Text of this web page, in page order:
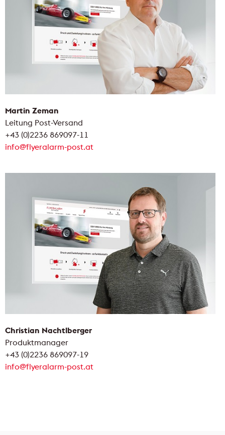
Martin Zeman
Leitung Post-Versand
+43 (0)2236 869097-11
info@flyeralarm-post.at
Christian Nachtlberger
Produktmanager
+43 (0)2236 869097-19
info@flyeralarm-post.at